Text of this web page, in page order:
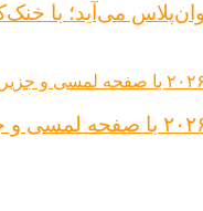
می‌آید؛ با
مک‌بوک پرو ۲۰۲۶ با صفحه